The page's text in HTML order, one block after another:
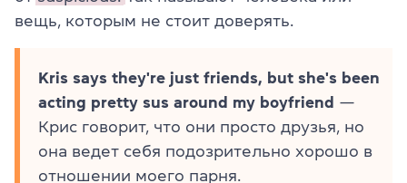
вещь, которым не стоит доверять.
Kris says they're just friends, but she's been
acting pretty sus around my boyfriend —
Крис говорит, что они просто друзья, но
она ведет себя подозрительно хорошо в
отношении моего парня.